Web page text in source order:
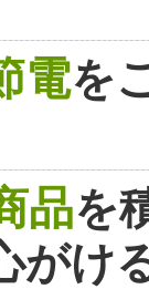
電を
品を
がけ